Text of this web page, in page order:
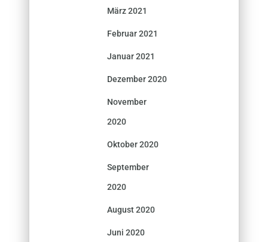
März 2021
Februar 2021
Januar 2021
Dezember 2020
November
2020
Oktober 2020
September
2020
August 2020
Juni 2020